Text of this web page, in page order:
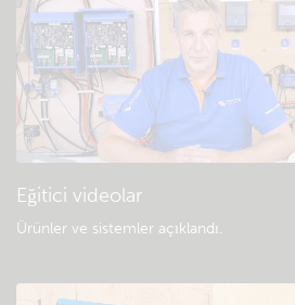
Eğitici videolar
Ürünler ve sistemler açıklandı.